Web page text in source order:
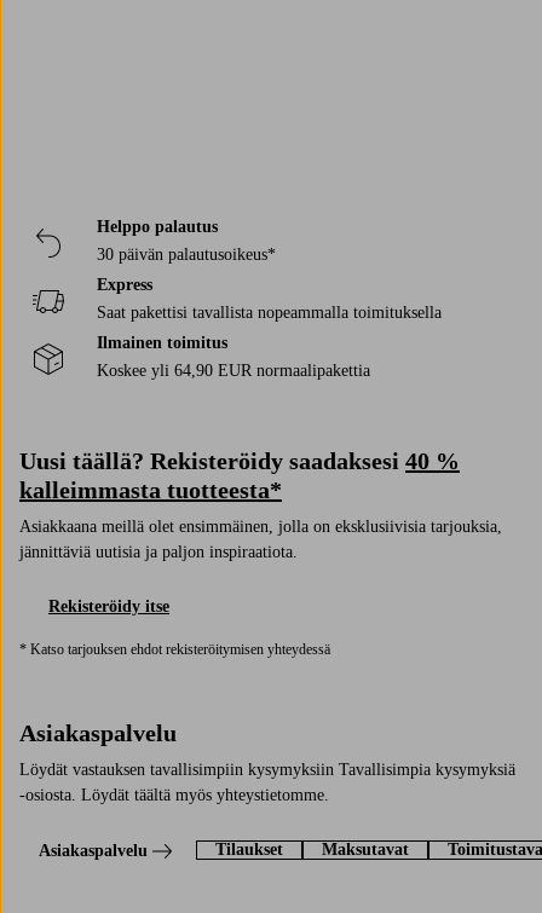
Helppo palautus
30 päivän palautusoikeus*
Express
Saat pakettisi tavallista nopeammalla toimituksella
Ilmainen toimitus
Koskee yli 64,90 EUR normaalipakettia
Uusi täällä? Rekisteröidy saadaksesi 40 %
kalleimmasta tuotteesta*
Asiakkaana meillä olet ensimmäinen, jolla on eksklusiivisia tarjouksia,
jännittäviä uutisia ja paljon inspiraatiota.
Rekisteröidy itse
* Katso tarjouksen ehdot rekisteröitymisen yhteydessä
Asiakaspalvelu
Löydät vastauksen tavallisimpiin kysymyksiin Tavallisimpia kysymyksiä
-osiosta. Löydät täältä myös yhteystietomme.
Asiakaspalvelu Tilaukset Maksutavat